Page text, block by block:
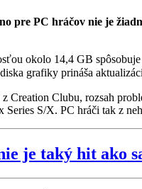
pre PC hráčov nie je
okolo 14,4 GB
grafiky prináša
Creation Clubu, rozsah
S/X. PC hráči tak z
je taký hit ako